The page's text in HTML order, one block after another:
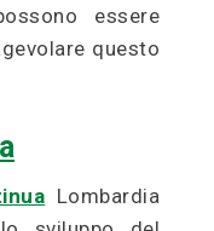
essere
questo
Lombardia